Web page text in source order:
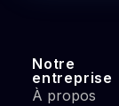
Notre
entreprise
À propos